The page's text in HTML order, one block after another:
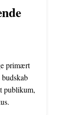
primært
publikum,